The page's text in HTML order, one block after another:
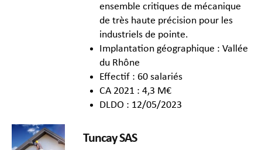
ensemble critiques de mécanique
de très haute précision pour les
industriels de pointe.
Implantation géographique : Vallée
du Rhône
Effectif : 60 salariés
CA 2021 : 4,3 M€
DLDO : 12/05/2023
Tuncay SAS